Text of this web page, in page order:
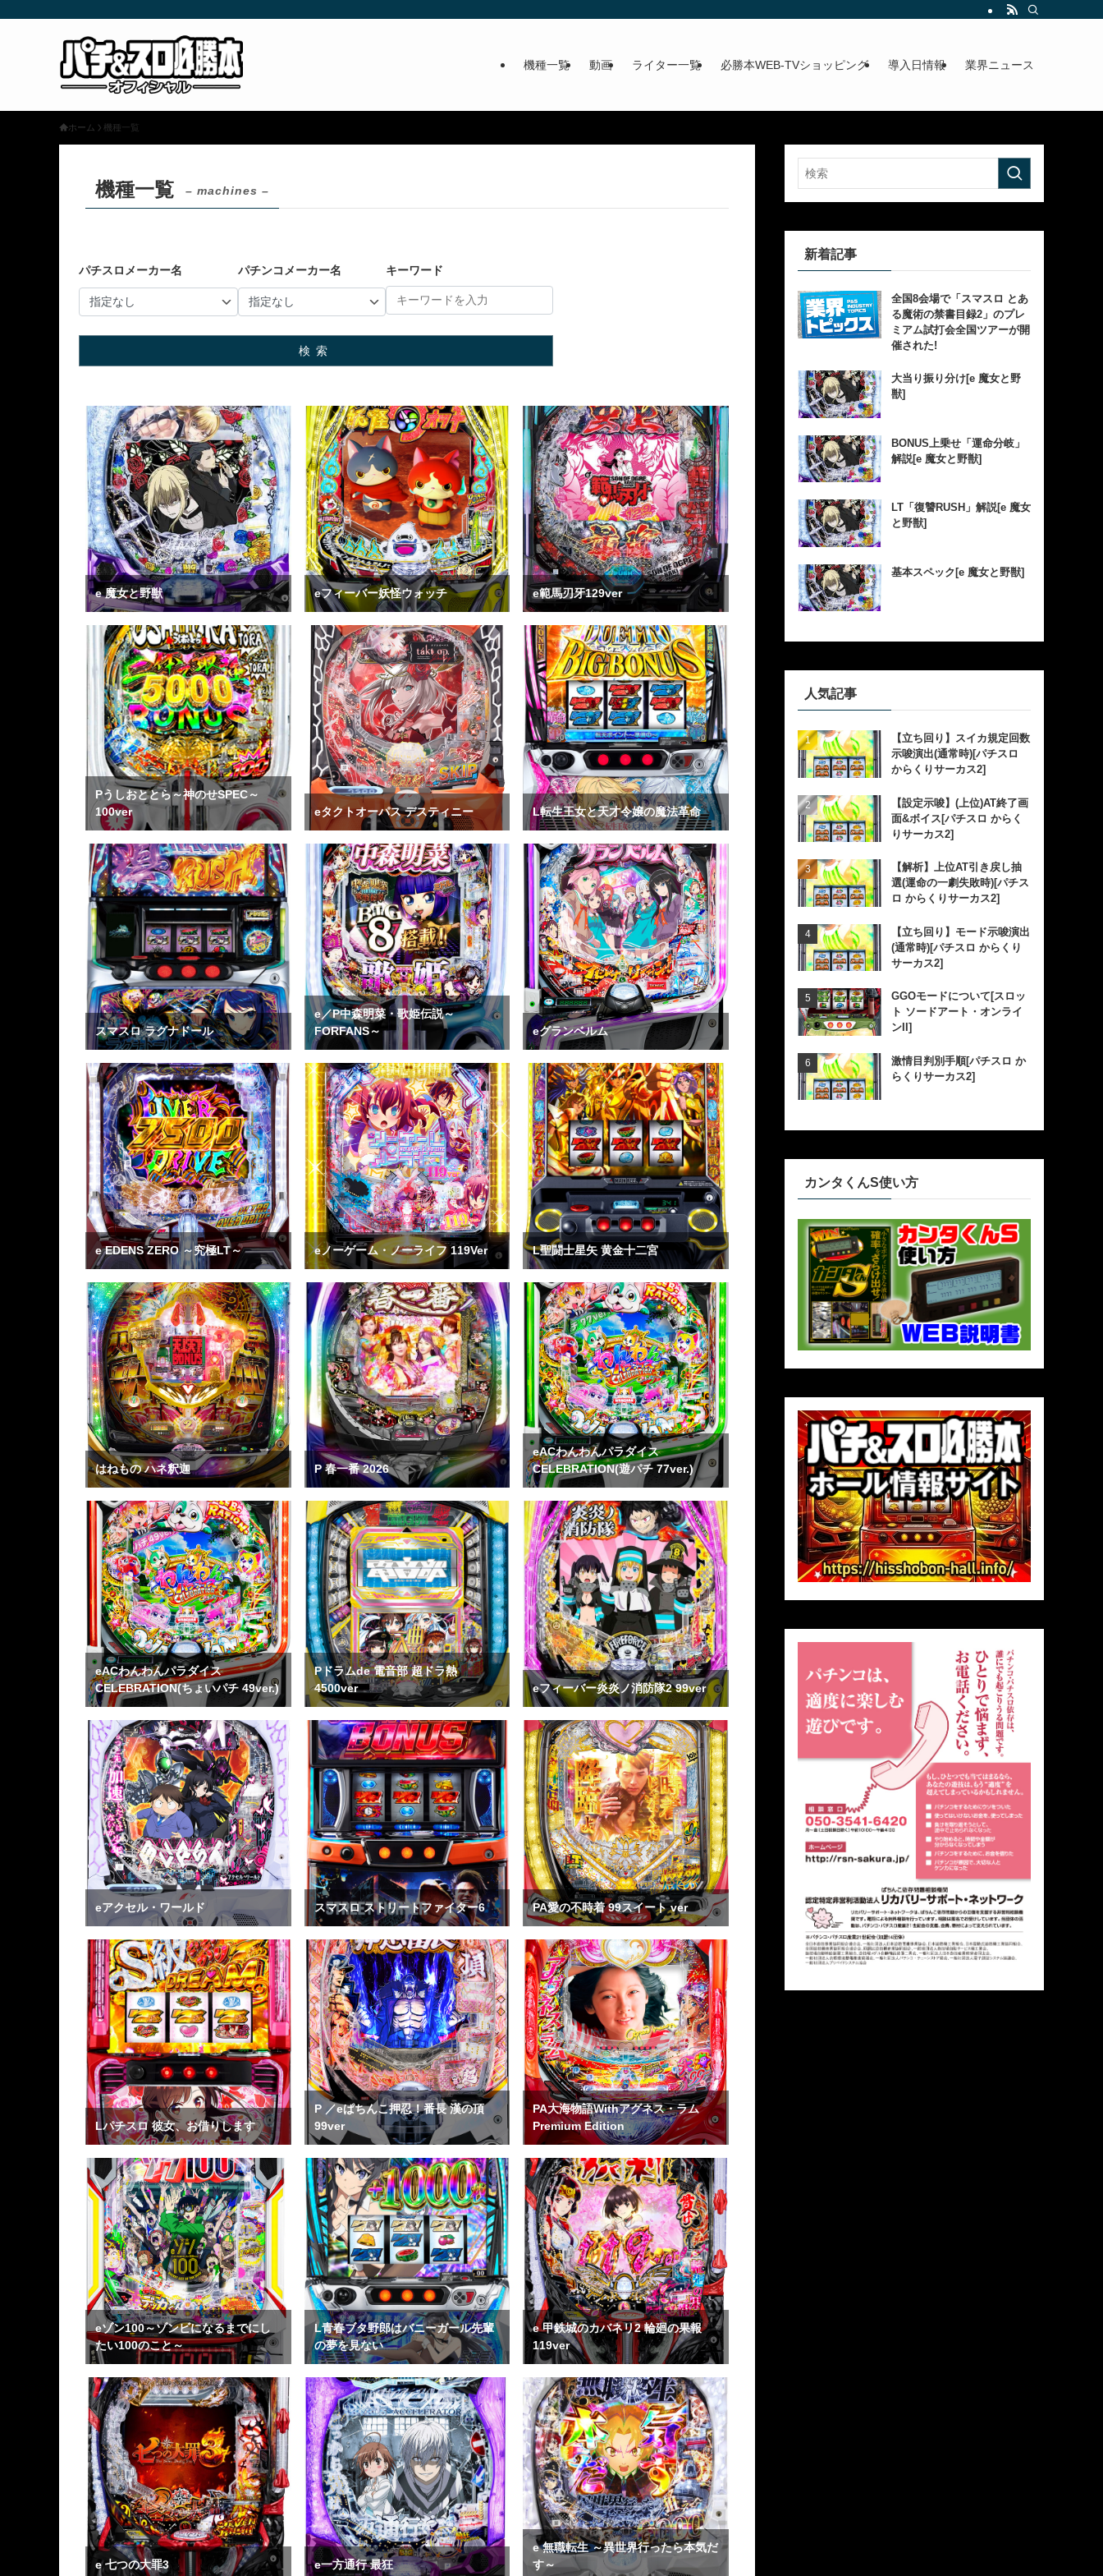
機種一覧 動画 ライター一覧 必勝本WEB-TVショッピング 導入日情報 業界ニュース
ホーム 機種一覧
機種一覧 – machines –
パチスロメーカー名 パチンコメーカー名 キーワード
検索
e 魔女と野獣 eフィーバー妖怪ウォッチ e範馬刃牙129ver
Pうしおととら～神のせSPEC～
100ver
eタクトオーパス デスティニー L転生王女と天才令嬢の魔法革命
スマスロ ラグナドール
e／P中森明菜・歌姫伝説～
FORFANS～
eグランベルム
e EDENS ZERO ～究極LT～ eノーゲーム・ノーライフ 119Ver L聖闘士星矢 黄金十二宮
はねもの ハネ釈迦 P 春一番 2026
eACわんわんパラダイス
CELEBRATION(遊パチ 77ver.)
eACわんわんパラダイス
CELEBRATION(ちょいパチ 49ver.)
Pドラムde 電音部 超ドラ熱
4500ver
eフィーバー炎炎ノ消防隊2 99ver
eアクセル・ワールド スマスロ ストリートファイター6 PA愛の不時着 99スイート ver
Lパチスロ 彼女、お借りします
P ／eぱちんこ押忍！番長 漢の頂
99ver
PA大海物語Withアグネス・ラム
Premium Edition
eゾン100～ゾンビになるまでにし
たい100のこと～
L青春ブタ野郎はバニーガール先輩
の夢を見ない
e 甲鉄城のカバネリ2 輪廻の果報
119ver
e 七つの大罪3 e一方通行 最狂
e 無職転生 ～異世界行ったら本気だ
す～
新着記事
全国8会場で「スマスロ とあ
る魔術の禁書目録2」のプレ
ミアム試打会全国ツアーが開
催された!
大当り振り分け[e 魔女と野
獣]
BONUS上乗せ「運命分岐」
解説[e 魔女と野獣]
LT「復讐RUSH」解説[e 魔女
と野獣]
基本スペック[e 魔女と野獣]
人気記事
【立ち回り】スイカ規定回数
示唆演出(通常時)[パチスロ
からくりサーカス2]
【設定示唆】(上位)AT終了画
面&ボイス[パチスロ からく
りサーカス2]
【解析】上位AT引き戻し抽
選(運命の一劇失敗時)[パチス
ロ からくりサーカス2]
【立ち回り】モード示唆演出
(通常時)[パチスロ からくり
サーカス2]
GGOモードについて[スロッ
ト ソードアート・オンライ
ンII]
激情目判別手順[パチスロ か
らくりサーカス2]
カンタくんS使い方